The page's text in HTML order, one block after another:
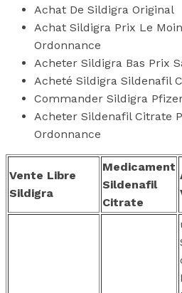
Achat De Sildigra Original
Achat Sildigra Prix Le
Ordonnance
Acheter Sildigra Bas Prix
Acheté Sildigra Sildenafil
Commander Sildigra
Acheter Sildenafil Citrate
Ordonnance
Vente Libre
Sildigra
Medicament
Sildenafil
Citrate